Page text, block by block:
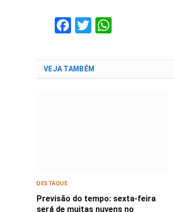
Facebook
Twitter
VEJA TAMBÉM
DESTAQUE
Previsão do tempo: sexta-feira
será de muitas nuvens no